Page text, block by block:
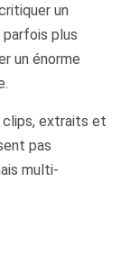
un
parfois plus
un énorme
clips, extraits et
pas
multi-